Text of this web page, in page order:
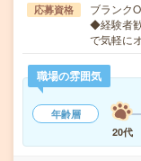
応募資格
ブランク
◆経験者
で気軽に
職場の雰囲気
年齢層
20代